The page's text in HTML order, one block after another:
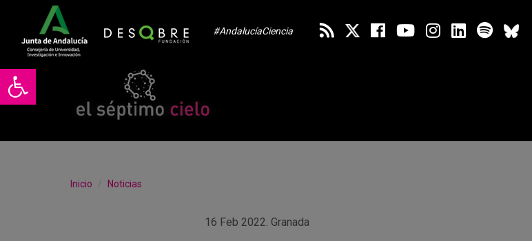
Abrir barra de herramientas
#AndalucíaCiencia
Inicio Noticias
16 Feb 2022. Granada